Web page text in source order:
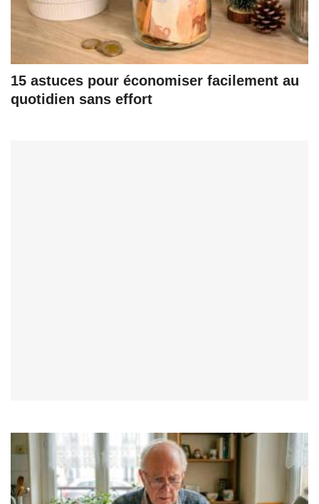
15 astuces pour économiser facilement au
quotidien sans effort